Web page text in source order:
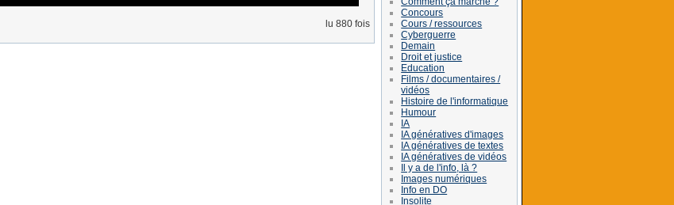
lu 880 fois
Concours
Cours / ressources
Cyberguerre
Demain
Droit et justice
Education
Films / documentaires /
vidéos
Histoire de l'informatique
Humour
IA
IA génératives d'images
IA génératives de textes
IA génératives de vidéos
Il y a de l'info, là ?
Images numériques
Info en DO
Insolite